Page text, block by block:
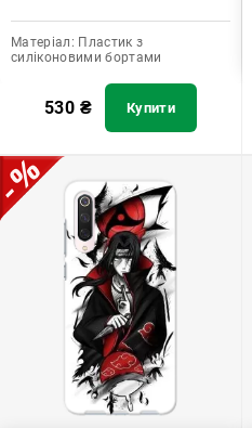
Матеріал: Пластик з
силіконовими бортами
530 ₴ Купити